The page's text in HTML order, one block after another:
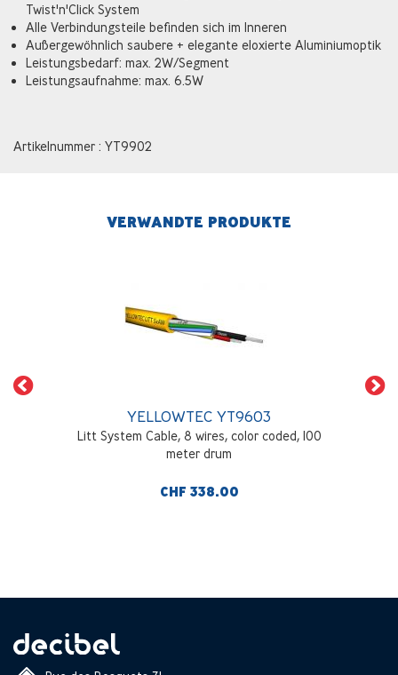
Twist'n'Click System
Alle Verbindungsteile befinden sich im Inneren
Außergewöhnlich saubere + elegante eloxierte Aluminiumoptik
Leistungsbedarf: max. 2W/Segment
Leistungsaufnahme: max. 6.5W
Artikelnummer : YT9902
VERWANDTE PRODUKTE
YELLOWTEC YT9603
Litt System Cable, 8 wires, color coded, 100
meter drum
CHF 338.00